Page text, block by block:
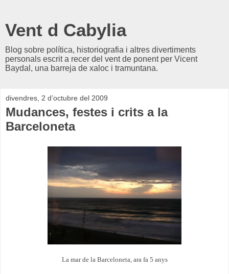
Vent d Cabylia
Blog sobre política, historiografia i altres divertiments
personals escrit a recer del vent de ponent per Vicent
Baydal, una barreja de xaloc i tramuntana.
divendres, 2 d’octubre del 2009
Mudances, festes i crits a la
Barceloneta
La mar de la Barceloneta, ara fa 5 anys